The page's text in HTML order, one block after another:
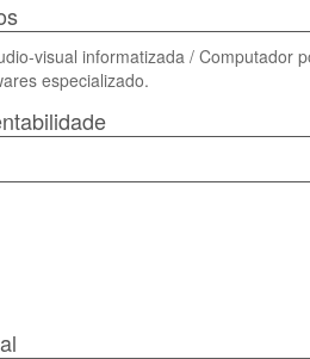
visual informatizada / Computador
especializado.